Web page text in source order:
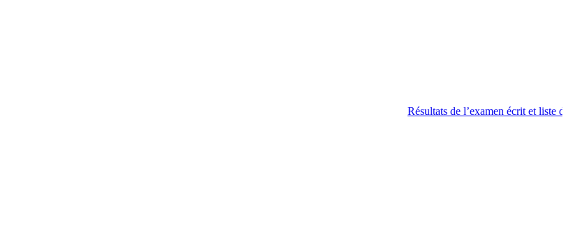
Résultats de l’examen écrit et liste